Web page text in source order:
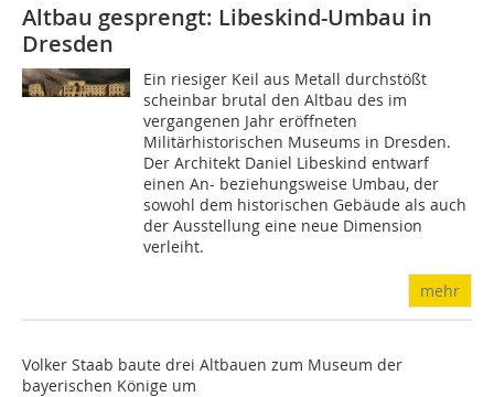
Altbau gesprengt: Libeskind-Umbau in
Dresden
Ein riesiger Keil aus Metall durchstößt
scheinbar brutal den Altbau des im
vergangenen Jahr eröffneten
Militärhistorischen Museums in Dresden.
Der Architekt Daniel Libeskind entwarf
einen An- beziehungsweise Umbau, der
sowohl dem historischen Gebäude als auch
der Ausstellung eine neue Dimension
verleiht.
mehr
Volker Staab baute drei Altbauen zum Museum der
bayerischen Könige um